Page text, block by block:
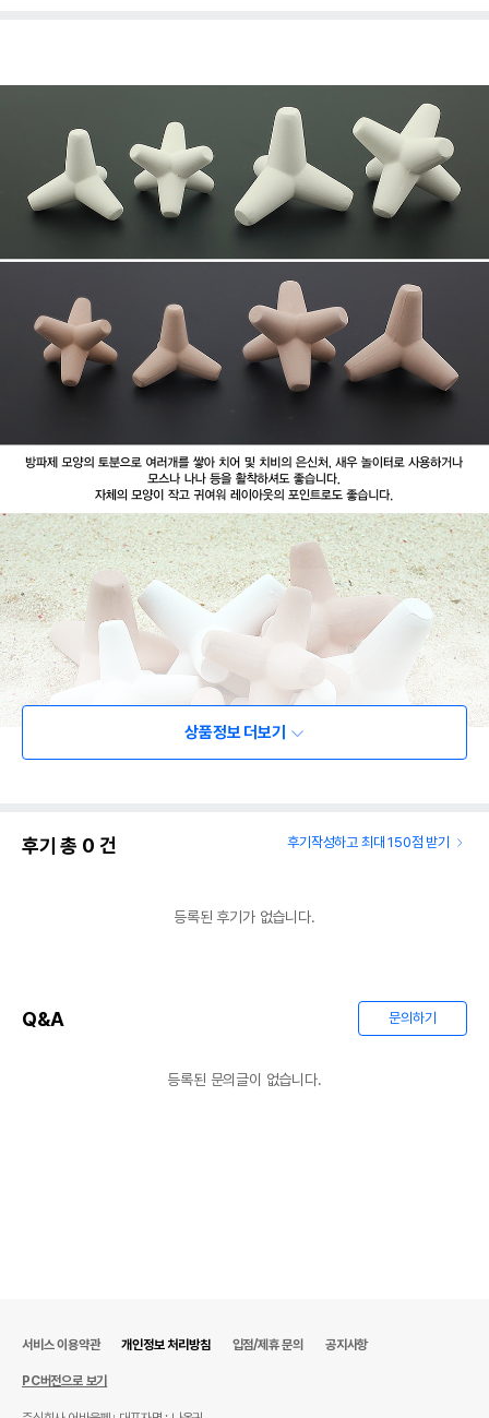
상품정보 더보기
후기 총 0 건 후기작성하고 최대 150점 받기
등록된 후기가 없습니다.
Q&A 문의하기
등록된 문의글이 없습니다.
서비스 이용약관 개인정보 처리방침 입점/제휴 문의 공지사항
PC버전으로 보기